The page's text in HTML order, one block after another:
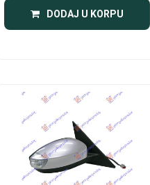
DODAJ U KORPU